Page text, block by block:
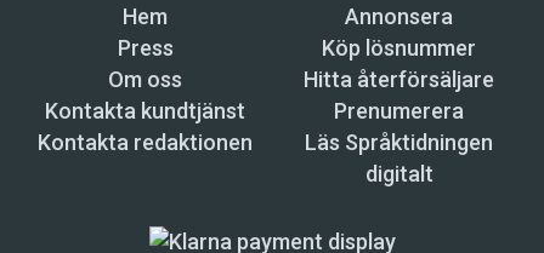
Hem
Annonsera
Press
Köp lösnummer
Om oss
Hitta återförsäljare
Kontakta kundtjänst
Prenumerera
Kontakta redaktionen
Läs Språktidningen
digitalt